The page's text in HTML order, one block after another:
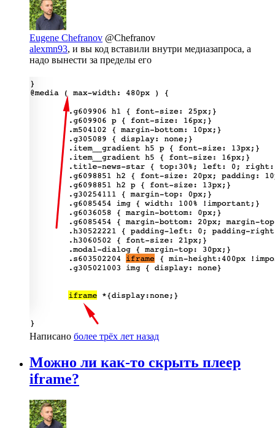
Eugene Chefranov @Chefranov
alexmn93, и вы код вставили внутри медиазапроса, а
надо вынести за пределы его
Написано более трёх лет назад
Можно ли как-то скрыть плеер
iframe?